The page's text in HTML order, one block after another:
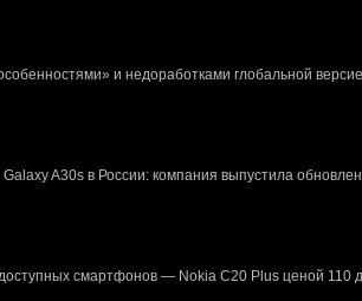
и недоработками глобальной
A30s в России: компания выпустила
смартфонов — Nokia C20 Plus ценой 110